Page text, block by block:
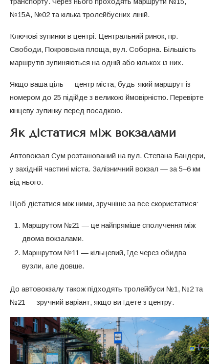
№15А, №02 та кілька тролейбусних ліній.
Ключові зупинки в центрі: Центральний ринок, пр.
Свободи, Покровська площа, вул. Соборна. Більшість
маршрутів зупиняються на одній або кількох із них.
Якщо ваша ціль — центр міста, будь-який маршрут із
номером до 25 підійде з великою ймовірністю. Перевірте
кінцеву зупинку перед посадкою.
Як дістатися між вокзалами
Автовокзал Сум розташований на вул. Степана Бандери,
у західній частині міста. Залізничний вокзал — за 5–6 км
від нього.
Щоб дістатися між ними, зручніше за все скористатися:
Маршрутом №21 — це найпряміше сполучення між
двома вокзалами.
Маршрутом №11 — кільцевий, їде через обидва
вузли, але довше.
До автовокзалу також підходять тролейбуси №1, №2 та
№21 — зручний варіант, якщо ви їдете з центру.